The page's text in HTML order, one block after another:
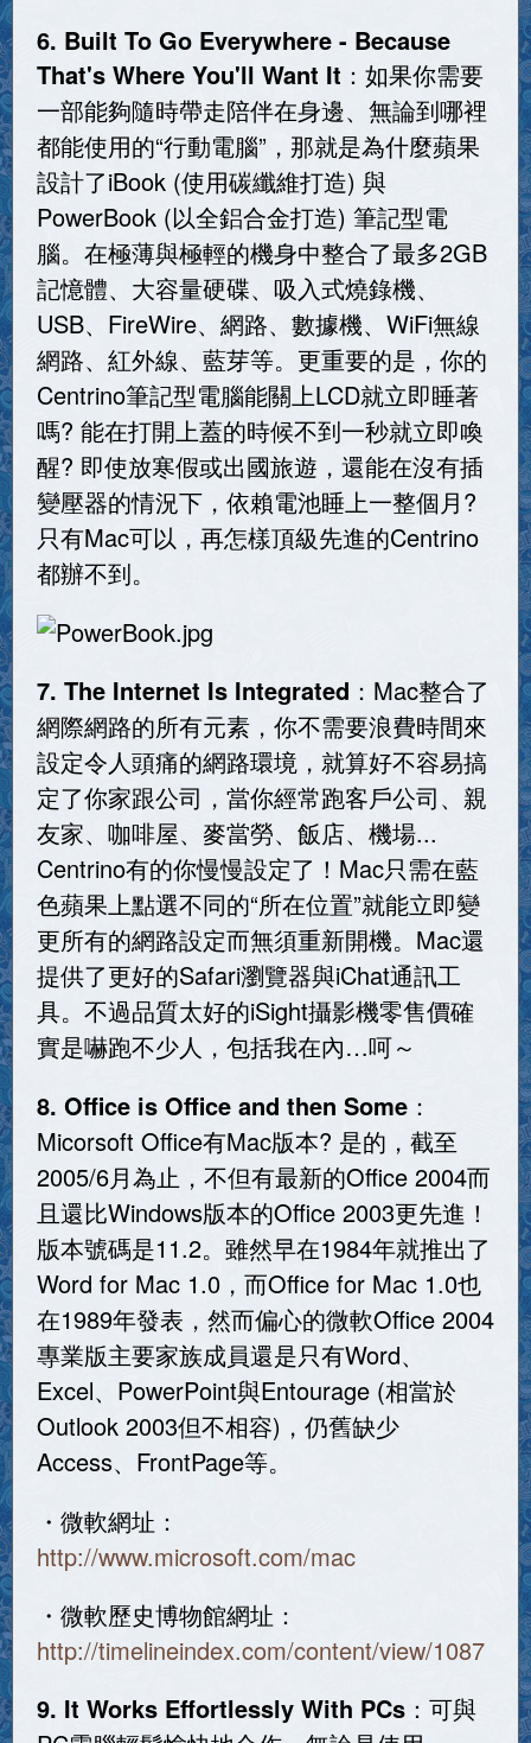
6. Built To Go Everywhere - Because
That's Where You'll Want It ：如果你需要
一部能夠隨時帶走陪伴在身邊、無論到哪裡
都能使用的“行動電腦”，那就是為什麼蘋果
設計了iBook (使用碳纖維打造) 與
PowerBook (以全鋁合金打造) 筆記型電
腦。在極薄與極輕的機身中整合了最多2GB
記憶體、大容量硬碟、吸入式燒錄機、
USB、FireWire、網路、數據機、WiFi無線
網路、紅外線、藍芽等。更重要的是，你的
Centrino筆記型電腦能關上LCD就立即睡著
嗎? 能在打開上蓋的時候不到一秒就立即喚
醒? 即使放寒假或出國旅遊，還能在沒有插
變壓器的情況下，依賴電池睡上一整個月?
只有Mac可以，再怎樣頂級先進的Centrino
都辦不到。
7. The Internet Is Integrated ：Mac整合了
網際網路的所有元素，你不需要浪費時間來
設定令人頭痛的網路環境，就算好不容易搞
定了你家跟公司，當你經常跑客戶公司、親
友家、咖啡屋、麥當勞、飯店、機場...
Centrino有的你慢慢設定了！Mac只需在藍
色蘋果上點選不同的“所在位置”就能立即變
更所有的網路設定而無須重新開機。Mac還
提供了更好的Safari瀏覽器與iChat通訊工
具。不過品質太好的iSight攝影機零售價確
實是嚇跑不少人，包括我在內…呵～
8. Office is Office and then Some ：
Micorsoft Office有Mac版本? 是的，截至
2005/6月為止，不但有最新的Office 2004而
且還比Windows版本的Office 2003更先進！
版本號碼是11.2。雖然早在1984年就推出了
Word for Mac 1.0，而Office for Mac 1.0也
在1989年發表，然而偏心的微軟Office 2004
專業版主要家族成員還是只有Word、
Excel、PowerPoint與Entourage (相當於
Outlook 2003但不相容)，仍舊缺少
Access、FrontPage等。
・微軟網址：
http://www.microsoft.com/mac
・微軟歷史博物館網址：
http://timelineindex.com/content/view/1087
9. It Works Effortlessly With PCs ：可與